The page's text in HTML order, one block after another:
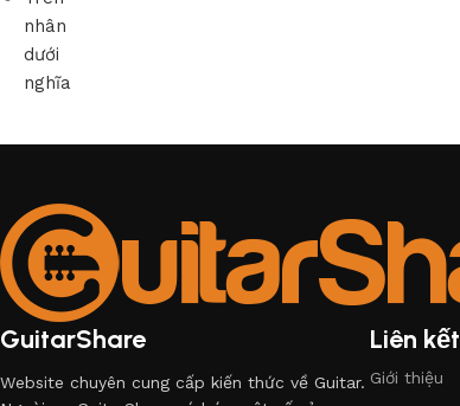
nhân
dưới
nghĩa
GuitarShare
Website chuyên cung cấp kiến thức về Guitar.
Liên kết
Giới thiệu